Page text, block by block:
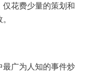
花费少量的策划和
广为人知的事件炒